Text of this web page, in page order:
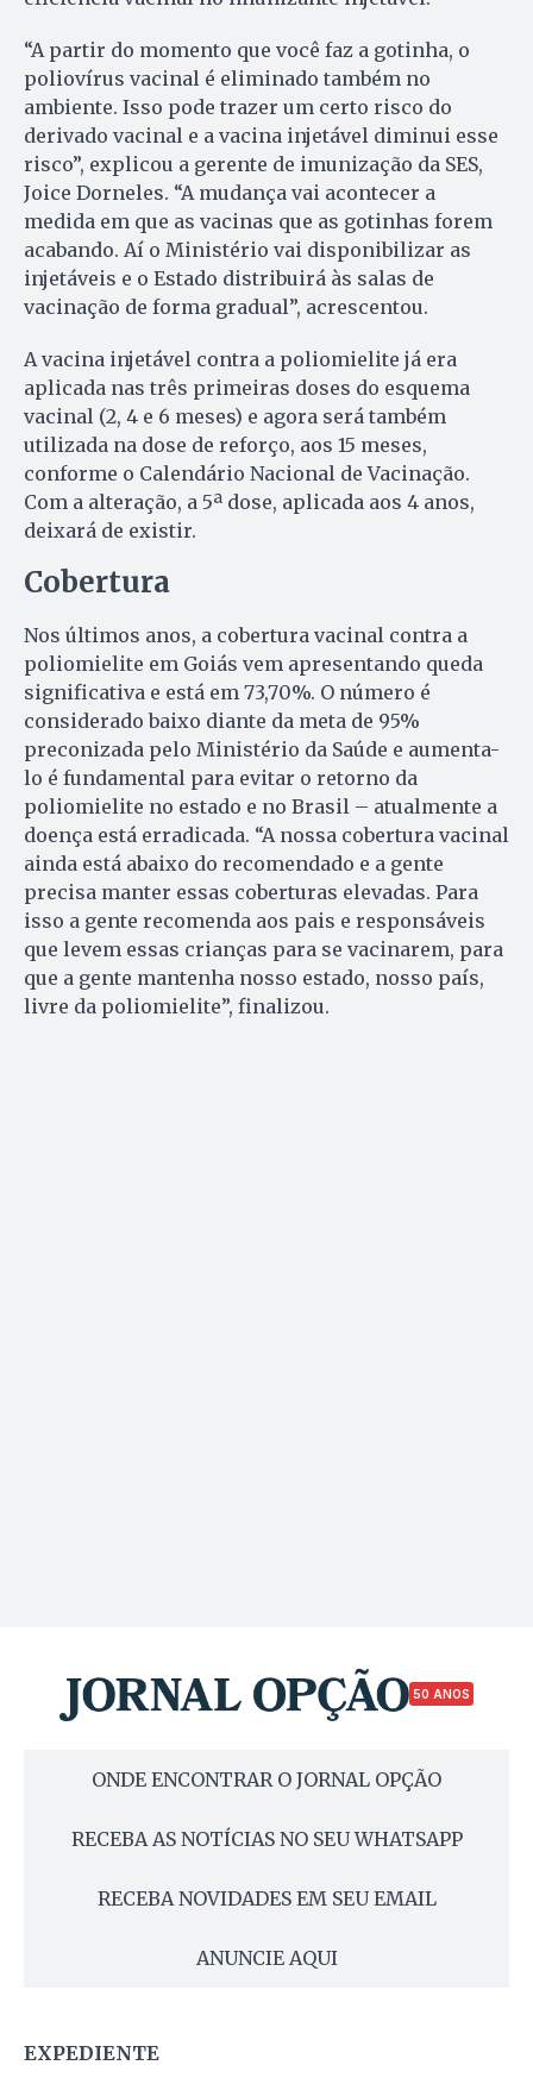
“A partir do momento que você faz a gotinha, o
poliovírus vacinal é eliminado também no
ambiente. Isso pode trazer um certo risco do
derivado vacinal e a vacina injetável diminui esse
risco”, explicou a gerente de imunização da SES,
Joice Dorneles. “A mudança vai acontecer a
medida em que as vacinas que as gotinhas forem
acabando. Aí o Ministério vai disponibilizar as
injetáveis e o Estado distribuirá às salas de
vacinação de forma gradual”, acrescentou.
A vacina injetável contra a poliomielite já era
aplicada nas três primeiras doses do esquema
vacinal (2, 4 e 6 meses) e agora será também
utilizada na dose de reforço, aos 15 meses,
conforme o Calendário Nacional de Vacinação.
Com a alteração, a 5ª dose, aplicada aos 4 anos,
deixará de existir.
Cobertura
Nos últimos anos, a cobertura vacinal contra a
poliomielite em Goiás vem apresentando queda
significativa e está em 73,70%. O número é
considerado baixo diante da meta de 95%
preconizada pelo Ministério da Saúde e aumenta-
lo é fundamental para evitar o retorno da
poliomielite no estado e no Brasil – atualmente a
doença está erradicada. “A nossa cobertura vacinal
ainda está abaixo do recomendado e a gente
precisa manter essas coberturas elevadas. Para
isso a gente recomenda aos pais e responsáveis
que levem essas crianças para se vacinarem, para
que a gente mantenha nosso estado, nosso país,
livre da poliomielite”, finalizou.
50 ANOS
ONDE ENCONTRAR O JORNAL OPÇÃO
RECEBA AS NOTÍCIAS NO SEU WHATSAPP
RECEBA NOVIDADES EM SEU EMAIL
ANUNCIE AQUI
EXPEDIENTE